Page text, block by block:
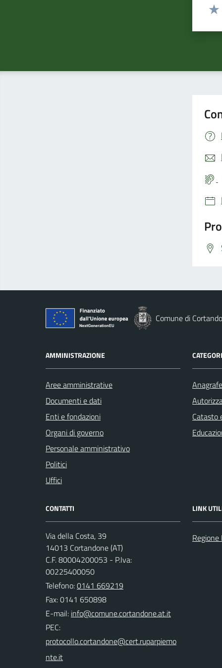
Comune di
AMMINISTRAZIONE
Aree amministrative
Documenti e dati
Enti e fondazioni
Organi di governo
Personale amministrativo
Politici
Uffici
Catasto
CONTATTI
Via della Costa, 39
14013 Cortandone (AT)
C.F. 80004200053 - P.Iva:
00225400050
Telefono:0141 669219
Fax: 0141 650898
E-mail:
PEC:
LINK